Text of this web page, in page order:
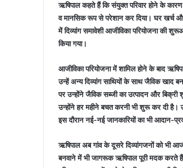
ऋषिपाल कहते हैं कि संयुक्त परिवार होने के
व मानसिक रूप से परेशान कर दिया। घर खर्च और
में दिव्यांग समावेशी आजीविका परियोजना की
किया गया।
आजीविका परियोजना में शामिल होने के बाद
उन्हें अन्य दिव्यांग साथियों के साथ जैविक खाद
पर उन्होंने जैविक सब्जी का उत्पादन और
उन्होंने हर महीने बचत करनी भी शुरू कर दी है।
इस दौरान नई-नई जानकारियों का भी आदान-
ऋषिपाल अब गांव के दूसरे दिव्यांगजनों को भी
बनवाने में भी जागरूक ऋषिपाल पूरी मदक करते